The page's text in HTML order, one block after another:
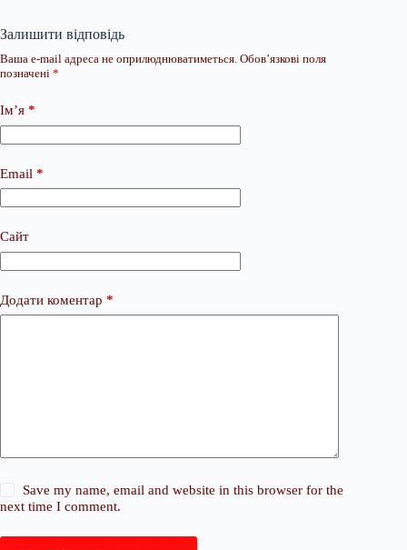
Залишити відповідь
Ваша e-mail адреса не оприлюднюватиметься. Обов’язкові поля
позначені *
Ім’я *
Email *
Сайт
Додати коментар *
Save my name, email and website in this browser for the
next time I comment.